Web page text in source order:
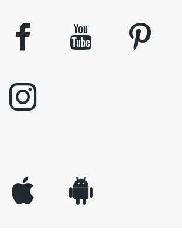
facebook youtube pinterest
instagram
appleinc android